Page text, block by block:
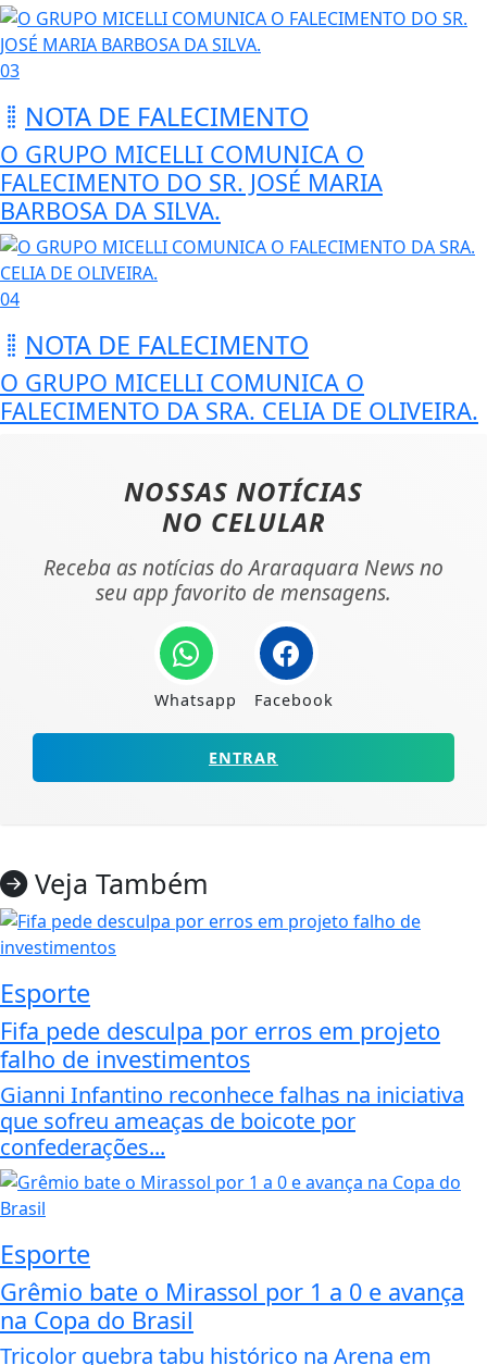
03
NOTA DE FALECIMENTO
O GRUPO MICELLI COMUNICA O
FALECIMENTO DO SR. JOSÉ MARIA
BARBOSA DA SILVA.
04
NOTA DE FALECIMENTO
O GRUPO MICELLI COMUNICA O
FALECIMENTO DA SRA. CELIA DE OLIVEIRA.
NOSSAS NOTÍCIAS
NO CELULAR
Receba as notícias do Araraquara News no
seu app favorito de mensagens.
Whatsapp Facebook
ENTRAR
Veja Também
Esporte
Fifa pede desculpa por erros em projeto
falho de investimentos
Gianni Infantino reconhece falhas na iniciativa
que sofreu ameaças de boicote por
confederações...
Esporte
Grêmio bate o Mirassol por 1 a 0 e avança
na Copa do Brasil
Tricolor quebra tabu histórico na Arena em